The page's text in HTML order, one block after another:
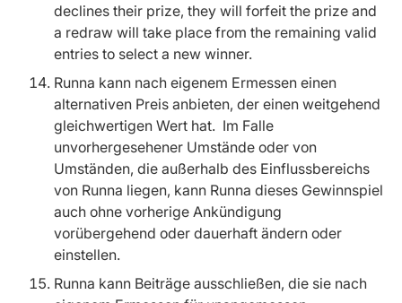
declines their prize, they will forfeit the prize and
a redraw will take place from the remaining valid
entries to select a new winner.
Runna kann nach eigenem Ermessen einen
alternativen Preis anbieten, der einen weitgehend
gleichwertigen Wert hat. Im Falle
unvorhergesehener Umstände oder von
Umständen, die außerhalb des Einflussbereichs
von Runna liegen, kann Runna dieses Gewinnspiel
auch ohne vorherige Ankündigung
vorübergehend oder dauerhaft ändern oder
einstellen.
Runna kann Beiträge ausschließen, die sie nach